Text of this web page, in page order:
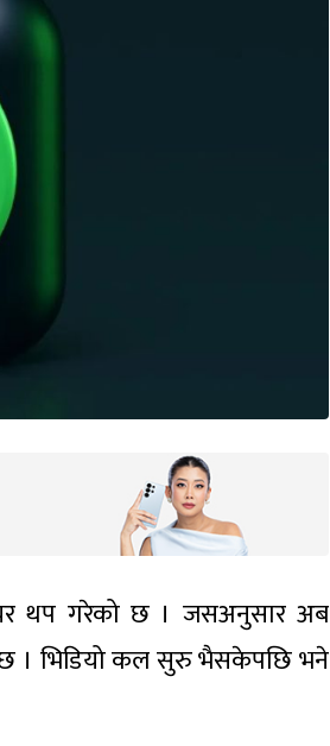
थप गरेको छ । जसअनुसार अब
। भिडियो कल सुरु भैसकेपछि भने